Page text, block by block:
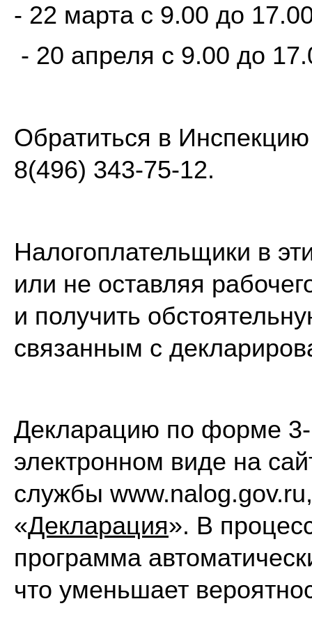
- 22 марта с 9.00 до
- 20 апреля с 9.00 до
Обратиться в
8(496) 343-75-12.
Налогоплательщики в
или не оставляя
и получить
связанным с
Декларацию по форме
электронном виде на
службы
«Декларация». В
программа
что уменьшает